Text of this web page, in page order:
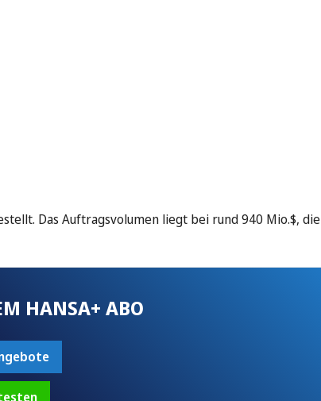
Das Auftragsvolumen liegt bei rund 940 Mio.$, die
HANSA+ ABO